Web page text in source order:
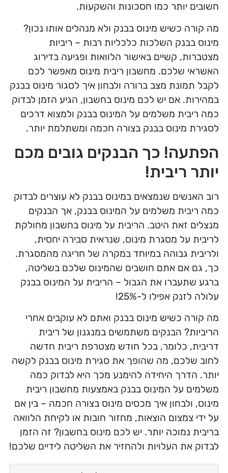
חשובים יותר כמו חסכונות והשקעות.
מה קורה כשיש מינוס בבנק ולא מנהלים אותו נכון?
מינוס בבנק השלכות כלכליות רבות – ריביות
מצטברות, קשיים באישור הלוואות ופגיעה בדירוג
האשראי שלכם. מחשבון ריבית מינוס מאפשר לכם
לקבל תמונת מצב ברורה ולבחון איך לסגור מינוס בבנק
במהירות. אם יש לכם מינוס בחשבון, הגיע הזמן לבדוק
כמה ריבית משלמים על המינוס בבנק ולמצוא דרכים
לסגירת מינוס בבנק בצורה חכמה ומשתלמת יותר.
הפתעה! כך הבנקים גובים מכם
יותר ריבית!
רוב האנשים שנמצאים במינוס בבנק לא עוצרים לבדוק
כמה ריבית משלמים על המינוס בבנק, אך הבנקים
מנצלים זאת היטב. הריבית על מינוס בחשבון מחולקת
לריבית על מסגרת מינוס, שנראית סבירה יחסית,
ולריבית גבוהה במיוחד במקרה של חריגה מהמסגרת.
כך, גם אם אתם חושבים שהמינוס שלכם בשליטה,
ברגע שתעברו את הגבול – הריבית על המינוס בבנק
עלולה לזנק אפילו ל-25%!
מה קורה כשיש מינוס בבנק ואתם לא עוקבים אחרי
הריביות? הבנקים משתמשים במנגנון של ריבית
דריבית, כלומר, בכל חודש מצטרפת ריבית חדשה
לחוב שלכם, מה שהופך את סגירת מינוס בבנק לקשה
יותר. הדרך היחידה להימנע מכך היא לבדוק כמה
משלמים על המינוס בבנק באמצעות מחשבון ריבית
מינוס, ולבחון איך מכסים מינוס בצורה חכמה – בין אם
על ידי צמצום הוצאות, מחזור חובות או לקיחת הלוואה
בריבית נמוכה יותר. יש לכם מינוס בחשבון? זה הזמן
לבדוק את העלויות ולהחזיר את השליטה לידיים שלכם!